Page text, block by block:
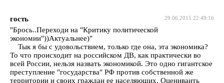
29.06.2015 22:49:16
гость
"Брось..Переходи на "Критику политической
экономии"))Актуальнее)"
Тык я бы с удовольствием, только где она, эта экономика?
То что происходит на российском ДВ, как практически во
всей России, нельзя назвать экономикой. Это одно гигантское
преступление "государства" РФ против собственной же
территории и своих граждан ее населяющих. Оцениванть